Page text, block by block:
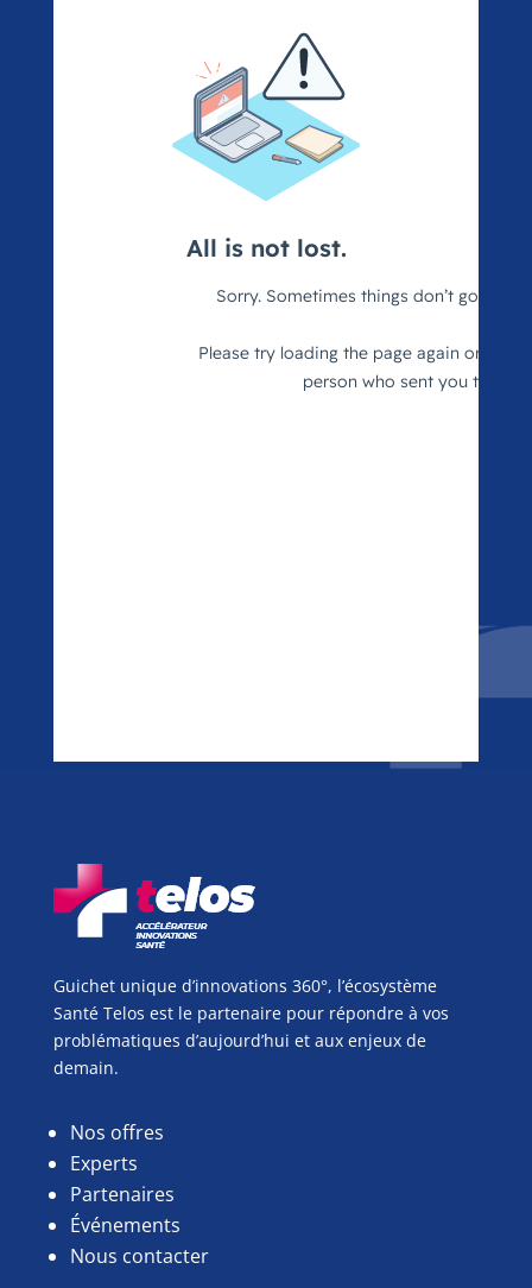
Guichet unique d’innovations 360°, l’écosystème
Santé Telos est le partenaire pour répondre à vos
problématiques d’aujourd’hui et aux enjeux de
demain.
Nos offres
Experts
Partenaires
Événements
Nous contacter